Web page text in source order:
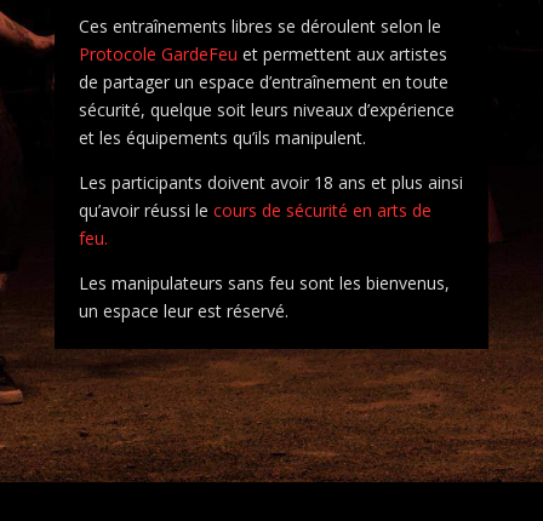
Ces entraînements libres se déroulent selon le
Protocole GardeFeu et permettent aux artistes
de partager un espace d’entraînement en toute
sécurité, quelque soit leurs niveaux d’expérience
et les équipements qu’ils manipulent.
Les participants doivent avoir 18 ans et plus ainsi
qu’avoir réussi le cours de sécurité en arts de
feu.
Les manipulateurs sans feu sont les bienvenus,
un espace leur est réservé.